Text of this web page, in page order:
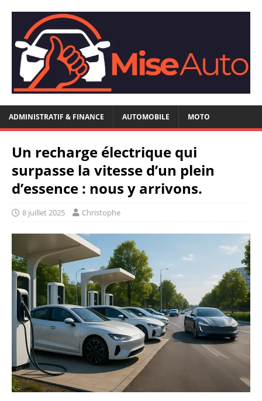
ADMINISTRATIF & FINANCE AUTOMOBILE MOTO
Un recharge électrique qui
surpasse la vitesse d’un plein
d’essence : nous y arrivons.
8 juillet 2025 Christophe